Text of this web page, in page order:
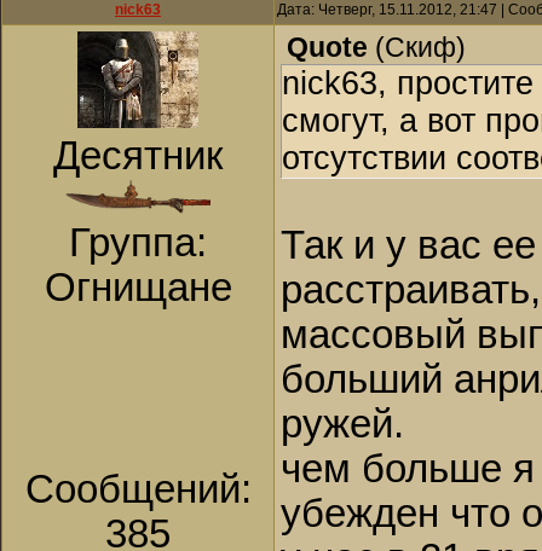
nick63 Дата: Четверг, 15.11.2012, 21:47 |
Десятник
Группа:
Огнищане
Сообщений:
385
Quote (Скиф)
nick63,
смогут, а вот
отсутствии
Так и у вас
массовый
больший
ружей.
чем больше я
убежден что